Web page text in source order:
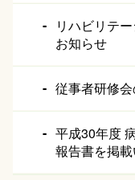
リハビリテ
お知らせ
従事者研修
平成30年度
報告書を掲載